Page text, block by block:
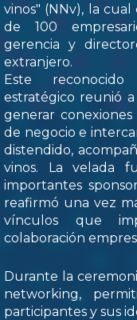
vinos" (NNv), la
de 100
gerencia y
extranjero.
Este
estratégico reunió
generar
de negocio e
distendido,
vinos. La velada
importantes
reafirmó una vez
vínculos que
colaboración
Durante la
networking,
participantes y sus